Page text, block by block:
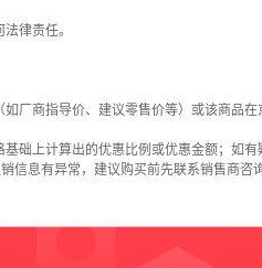
律责任。
厂商指导价、建议零售价等）或该商品
上计算出的优惠比例或优惠金额；如有
信息有异常，建议购买前先联系销售商咨询